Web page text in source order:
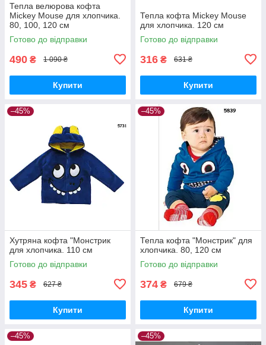
Тепла велюрова кофта
Mickey Mouse для хлопчика.
80, 100, 120 см
Готово до відправки
490 ₴ 1 090 ₴
Купити
Тепла кофта Mickey Mouse
для хлопчика. 120 см
Готово до відправки
316 ₴ 631 ₴
Купити
–45%
Хутряна кофта "Монстрик
для хлопчика. 110 см
Готово до відправки
345 ₴ 627 ₴
Купити
–45%
Тепла кофта "Монстрик" для
хлопчика. 80, 120 см
Готово до відправки
374 ₴ 679 ₴
Купити
–45% –45%